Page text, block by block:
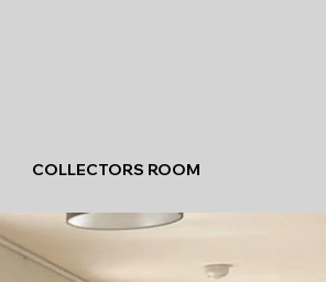
COLLECTORS ROOM